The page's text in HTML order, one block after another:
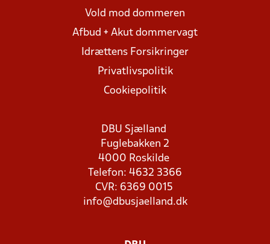
Vold mod dommeren
Afbud + Akut dommervagt
Idrættens Forsikringer
Privatlivspolitik
Cookiepolitik
DBU Sjælland
Fuglebakken 2
4000 Roskilde
Telefon: 4632 3366
CVR: 6369 0015
info@dbusjaelland.dk